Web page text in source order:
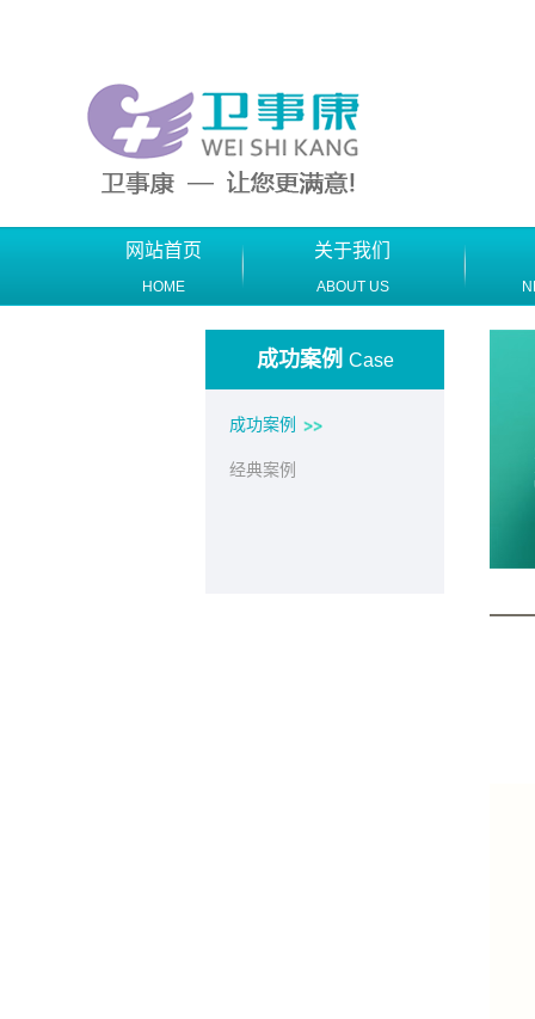
网站首页
HOME
关于我们
ABOUT US
成功案例 Case
成功案例
经典案例